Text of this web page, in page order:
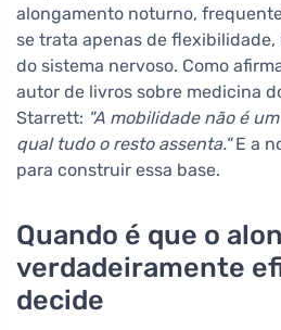
alongamento noturno,
se trata apenas de flexibilidade,
do sistema nervoso. Como
autor de livros sobre medicina
Starrett: "A mobilidade não é
qual tudo o resto assenta."E a
para construir essa base.
Quando é que o
verdadeiramente
decide